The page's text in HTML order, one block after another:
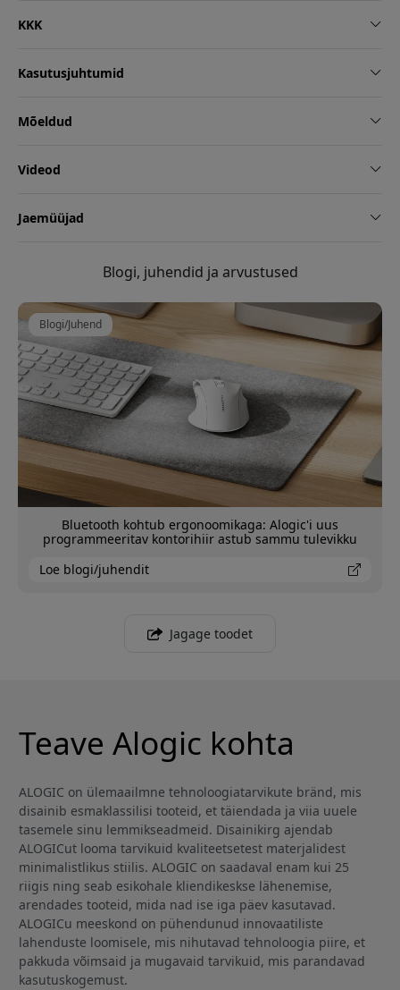
KKK
Kasutusjuhtumid
Mõeldud
Videod
Jaemüüjad
Blogi, juhendid ja arvustused
Blogi/Juhend
Bluetooth kohtub ergonoomikaga: Alogic'i uus
programmeeritav kontorihiir astub sammu tulevikku
Loe blogi/juhendit
Jagage toodet
Teave Alogic kohta
ALOGIC on ülemaailmne tehnoloogiatarvikute bränd, mis
disainib esmaklassilisi tooteid, et täiendada ja viia uuele
tasemele sinu lemmikseadmeid. Disainikirg ajendab
ALOGICut looma tarvikuid kvaliteetsetest materjalidest
minimalistlikus stiilis. ALOGIC on saadaval enam kui 25
riigis ning seab esikohale kliendikeskse lähenemise,
arendades tooteid, mida nad ise iga päev kasutavad.
ALOGICu meeskond on pühendunud innovaatiliste
lahenduste loomisele, mis nihutavad tehnoloogia piire, et
pakkuda võimsaid ja mugavaid tarvikuid, mis parandavad
kasutuskogemust.